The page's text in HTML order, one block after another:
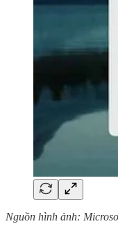
Nguồn hình ảnh: